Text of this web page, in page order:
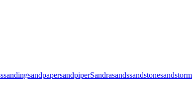
sandingsandpapersandpiperSandrasandssandstone